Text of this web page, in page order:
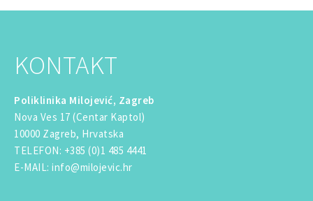
KONTAKT
Poliklinika Milojević, Zagreb
Nova Ves 17 (Centar Kaptol)
10000 Zagreb, Hrvatska
TELEFON: +385 (0)1 485 4441
E-MAIL: info@milojevic.hr